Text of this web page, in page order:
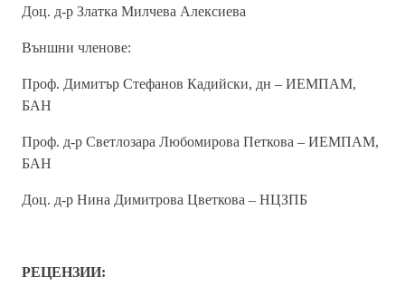
Доц. д-р Златка Милчева Алексиева
Външни членове:
Проф. Димитър Стефанов Кадийски, дн – ИЕМПАМ,
БАН
Проф. д-р Светлозара Любомирова Петкова – ИЕМПАМ,
БАН
Доц. д-р Нина Димитрова Цветкова – НЦЗПБ
РЕЦЕНЗИИ: